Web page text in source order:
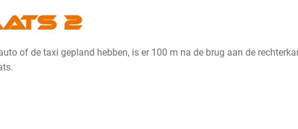
2
of de taxi gepland hebben, is er 100 m na de brug aan de